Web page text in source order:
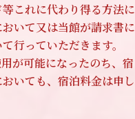
これに代わり得る方法に
いて又は当館が請求書に
行っていただきます。
が可能になったのち、宿
いても、宿泊料金は申し